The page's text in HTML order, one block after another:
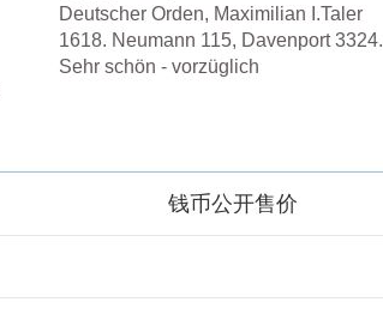
Deutscher Orden, Maximilian I.Taler
1618. Neumann 115, Davenport 3324.
Sehr schön - vorzüglich